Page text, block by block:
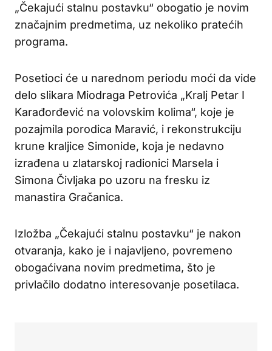
„Čekajući stalnu postavku“ obogatio je novim
značajnim predmetima, uz nekoliko pratećih
programa.
Posetioci će u narednom periodu moći da vide
delo slikara Miodraga Petrovića „Kralj Petar I
Karađorđević na volovskim kolima“, koje je
pozajmila porodica Maravić, i rekonstrukciju
krune kraljice Simonide, koja je nedavno
izrađena u zlatarskoj radionici Marsela i
Simona Čivljaka po uzoru na fresku iz
manastira Gračanica.
Izložba „Čekajući stalnu postavku“ je nakon
otvaranja, kako je i najavljeno, povremeno
obogaćivana novim predmetima, što je
privlačilo dodatno interesovanje posetilaca.